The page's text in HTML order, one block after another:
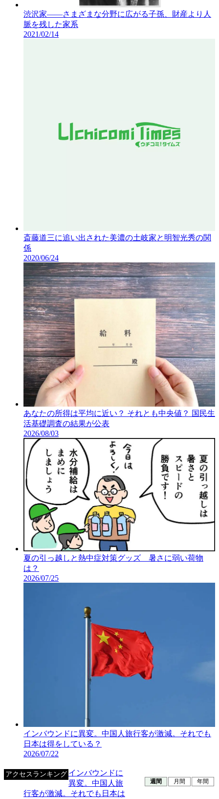
渋沢家――さまざまな分野に広がる子孫、財産より人
脈を残した家系
2021/02/14
斎藤道三に追い出された美濃の土岐家と明智光秀の関
係
2020/06/24
あなたの所得は平均に近い？ それとも中央値？ 国民生
活基礎調査の結果が公表
2026/08/03
夏の引っ越しと熱中症対策グッズ 暑さに弱い荷物
は？
2026/07/25
インバウンドに異変。中国人旅行客が激減。それでも
日本は得をしている？
2026/07/22
アクセスランキング
週間 月間 年間
インバウンドに
異変。中国人旅
行客が激減。それでも日本は